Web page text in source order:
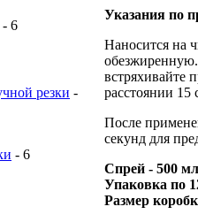
- 6
резки -
- 6
Указания по
Наносится на
встряхивайте
расстоянии 15
После
секунд для
Спрей - 500 мл
Упаковка по
Размер